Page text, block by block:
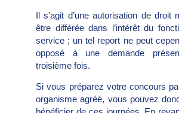
Il s’agit d’une autorisation de droit
être différée dans l’intérêt du
service ; un tel report ne peut
opposé à une demande
troisième fois.
Si vous préparez votre concours
organisme agréé, vous pouvez